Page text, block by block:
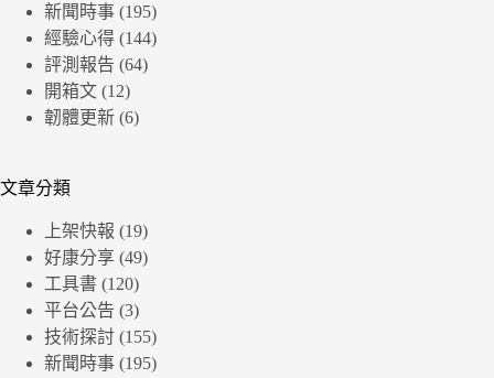
新聞時事 (195)
經驗心得 (144)
評測報告 (64)
開箱文 (12)
韌體更新 (6)
文章分類
上架快報 (19)
好康分享 (49)
工具書 (120)
平台公告 (3)
技術探討 (155)
新聞時事 (195)